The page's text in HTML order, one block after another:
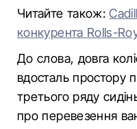
Читайте також:
конкурента Rolls-
До слова, довга
вдосталь простору
третього ряду
про перевезення